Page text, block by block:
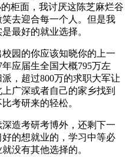
柜面，我讨厌这陈芝麻烂谷
去迎合每一个人。但是我
最好的就业选择。
园的你应该知晓你的上一
应届生全国大概795万左
，超过800万的求职大军让
广深或者自己的家乡找到
考研来的轻松。
造考研考博外，还剩下一
的想就业的，学习中等必
没有其他选择的。